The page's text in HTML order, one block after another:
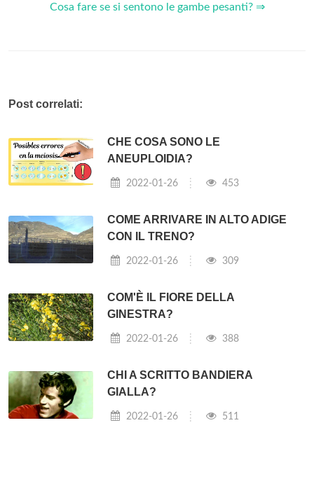
Cosa fare se si sentono le gambe pesanti? ⇒
Post correlati:
CHE COSA SONO LE
ANEUPLOIDIA?
2022-01-26 453
COME ARRIVARE IN ALTO ADIGE
CON IL TRENO?
2022-01-26 309
COM'È IL FIORE DELLA
GINESTRA?
2022-01-26 388
CHI A SCRITTO BANDIERA
GIALLA?
2022-01-26 511